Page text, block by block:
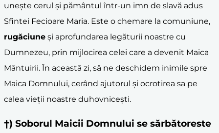
unește cerul și pământul într-un imn de slavă adus
Sfintei Fecioare Maria. Este o chemare la comuniune,
rugăciune și aprofundarea legăturii noastre cu
Dumnezeu, prin mijlocirea celei care a devenit Maica
Mântuirii. În această zi, să ne deschidem inimile spre
Maica Domnului, cerând ajutorul și ocrotirea sa pe
calea vieții noastre duhovnicești.
†) Soborul Maicii Domnului se sărbătoreste